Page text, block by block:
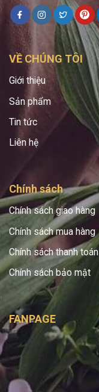
VỀ CHÚNG TÔI
Giới thiệu
Sản phẩm
Tin tức
Liên hệ
Chính sách
Chính sách giao hàng
Chính sách mua hàng
Chính sách thanh toán
Chính sách bảo mật
FANPAGE